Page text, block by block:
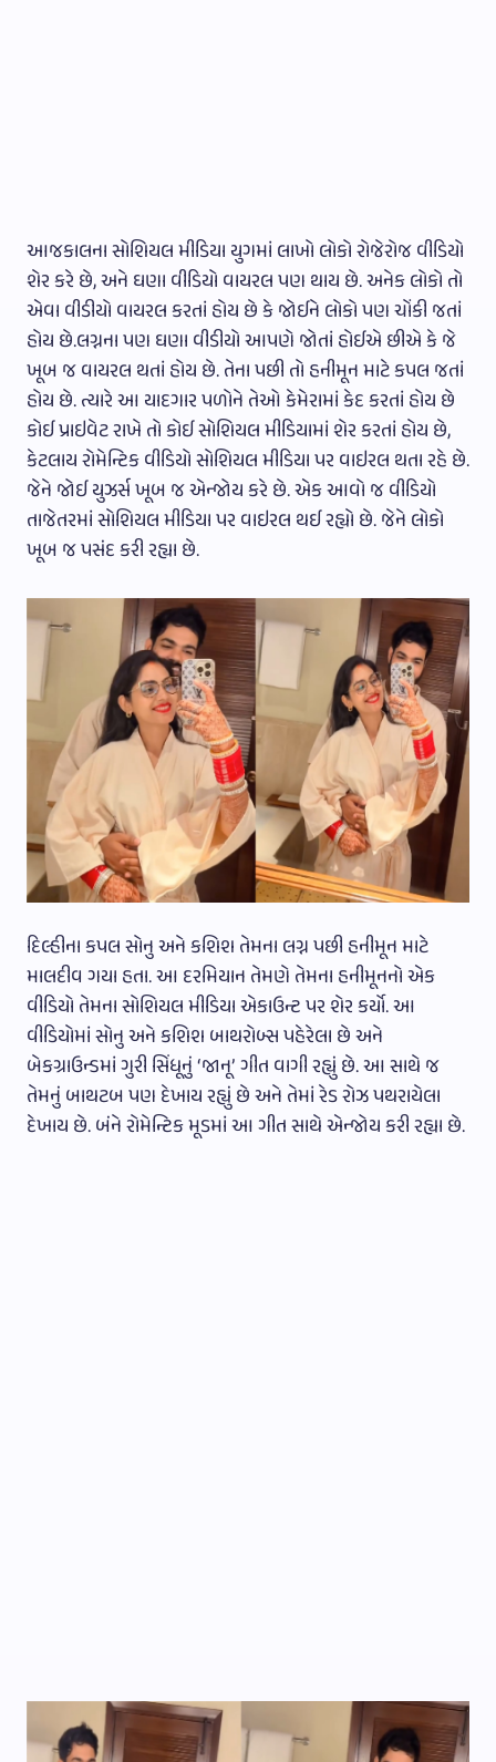
આજકાલના સોશિયલ મીડિયા યુગમાં લાખો લોકો રોજેરોજ વીડિયો
શેર કરે છે, અને ઘણા વીડિયો વાયરલ પણ થાય છે. અનેક લોકો તો
એવા વીડીયો વાયરલ કરતાં હોય છે કે જોઈને લોકો પણ ચોંકી જતાં
હોય છે.લગ્નના પણ ઘણા વીડીયો આપણે જોતાં હોઈએ છીએ કે જે
ખૂબ જ વાયરલ થતાં હોય છે. તેના પછી તો હનીમૂન માટે કપલ જતાં
હોય છે. ત્યારે આ યાદગાર પળોને તેઓ કેમેરામાં કેદ કરતાં હોય છે
કોઈ પ્રાઇવેટ રાખે તો કોઈ સોશિયલ મીડિયામાં શેર કરતાં હોય છે,
કેટલાય રોમેન્ટિક વીડિયો સોશિયલ મીડિયા પર વાઇરલ થતા રહે છે.
જેને જોઈ યુઝર્સ ખૂબ જ એન્જોય કરે છે. એક આવો જ વીડિયો
તાજેતરમાં સોશિયલ મીડિયા પર વાઇરલ થઈ રહ્યો છે. જેને લોકો
ખૂબ જ પસંદ કરી રહ્યા છે.
દિલ્હીના કપલ સોનુ અને કશિશ તેમના લગ્ન પછી હનીમૂન માટે
માલદીવ ગયા હતા. આ દરમિયાન તેમણે તેમના હનીમૂનનો એક
વીડિયો તેમના સોશિયલ મીડિયા એકાઉન્ટ પર શેર કર્યો. આ
વીડિયોમાં સોનુ અને કશિશ બાથરોબ્સ પહેરેલા છે અને
બેકગ્રાઉન્ડમાં ગુરી સિંધૂનું ‘જાનૂ’ ગીત વાગી રહ્યું છે. આ સાથે જ
તેમનું બાથટબ પણ દેખાય રહ્યું છે અને તેમાં રેડ રોઝ પથરાયેલા
દેખાય છે. બંને રોમેન્ટિક મૂડમાં આ ગીત સાથે એન્જોય કરી રહ્યા છે.